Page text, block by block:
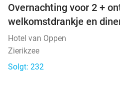
Overnachting voor 2 +
welkomstdrankje en
Hotel van Oppen
Zierikzee
Solgt: 232